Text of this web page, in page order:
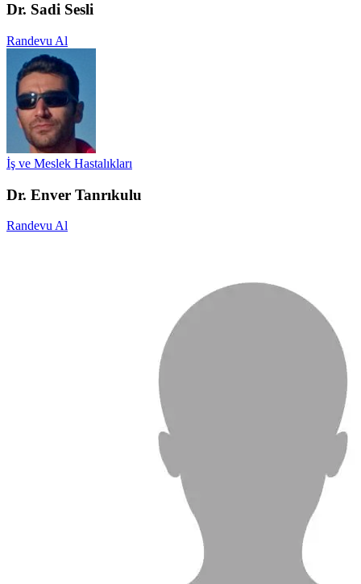
Dr. Sadi Sesli
Randevu Al
İş ve Meslek Hastalıkları
Dr. Enver Tanrıkulu
Randevu Al